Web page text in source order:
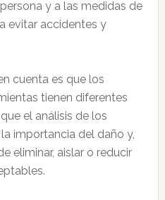
y a las medidas de
evitar accidentes y
cuenta es que los
tienen diferentes
el análisis de los
importancia del daño y,
eliminar, aislar o reducir